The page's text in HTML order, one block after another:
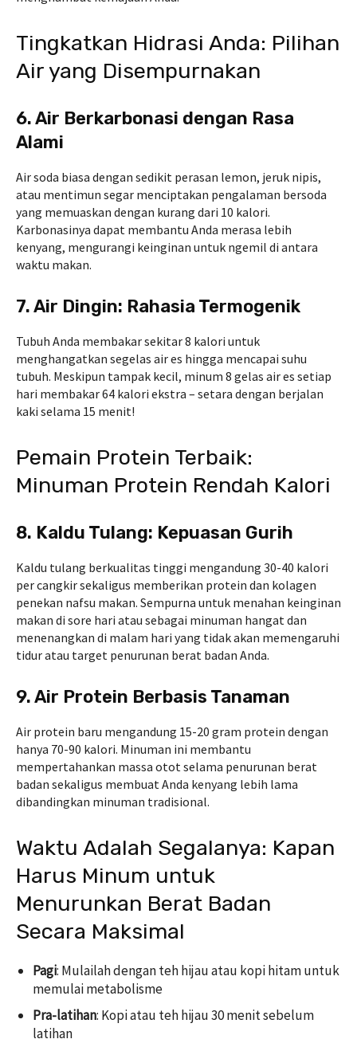
Tingkatkan Hidrasi Anda: Pilihan
Air yang Disempurnakan
6. Air Berkarbonasi dengan Rasa
Alami
Air soda biasa dengan sedikit perasan lemon, jeruk nipis,
atau mentimun segar menciptakan pengalaman bersoda
yang memuaskan dengan kurang dari 10 kalori.
Karbonasinya dapat membantu Anda merasa lebih
kenyang, mengurangi keinginan untuk ngemil di antara
waktu makan.
7. Air Dingin: Rahasia Termogenik
Tubuh Anda membakar sekitar 8 kalori untuk
menghangatkan segelas air es hingga mencapai suhu
tubuh. Meskipun tampak kecil, minum 8 gelas air es setiap
hari membakar 64 kalori ekstra – setara dengan berjalan
kaki selama 15 menit!
Pemain Protein Terbaik:
Minuman Protein Rendah Kalori
8. Kaldu Tulang: Kepuasan Gurih
Kaldu tulang berkualitas tinggi mengandung 30-40 kalori
per cangkir sekaligus memberikan protein dan kolagen
penekan nafsu makan. Sempurna untuk menahan keinginan
makan di sore hari atau sebagai minuman hangat dan
menenangkan di malam hari yang tidak akan memengaruhi
tidur atau target penurunan berat badan Anda.
9. Air Protein Berbasis Tanaman
Air protein baru mengandung 15-20 gram protein dengan
hanya 70-90 kalori. Minuman ini membantu
mempertahankan massa otot selama penurunan berat
badan sekaligus membuat Anda kenyang lebih lama
dibandingkan minuman tradisional.
Waktu Adalah Segalanya: Kapan
Harus Minum untuk
Menurunkan Berat Badan
Secara Maksimal
Pagi: Mulailah dengan teh hijau atau kopi hitam untuk
memulai metabolisme
Pra-latihan: Kopi atau teh hijau 30 menit sebelum
latihan